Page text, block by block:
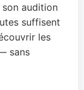
audition
suffisent
les
sans